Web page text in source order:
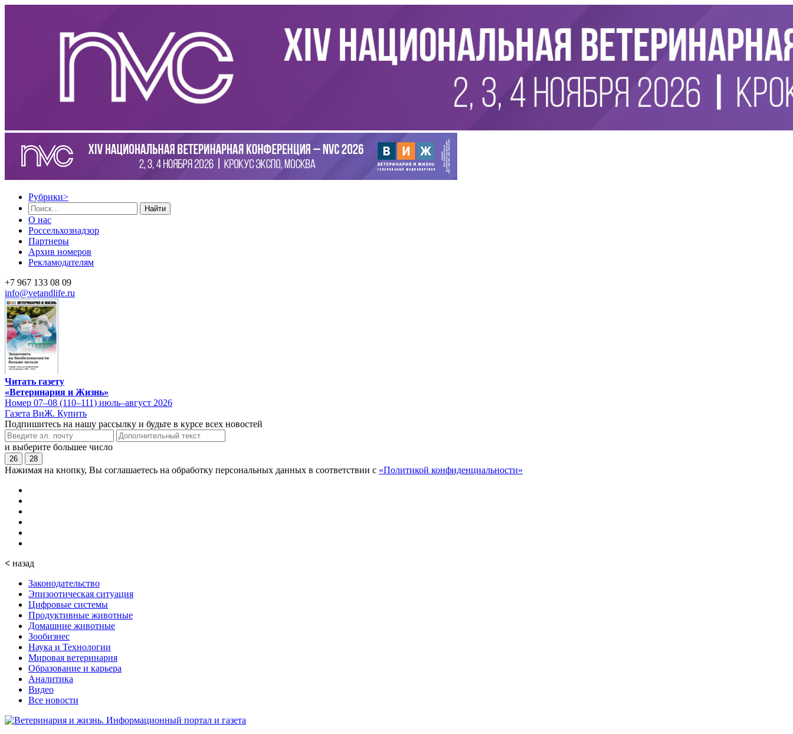
Рубрики>
Найти
О нас
Россельхознадзор
Партнеры
Архив номеров
Рекламодателям
+7 967 133 08 09
info@vetandlife.ru
Читать газету
«Ветеринария и Жизнь»
Номер 07–08 (110–111) июль–август 2026
Газета ВиЖ. Купить
Подпишитесь на нашу рассылку и будьте в курсе всех новостей
и выберите большее число
26 28
Нажимая на кнопку, Вы соглашаетесь на обработку персональных данных в соответствии с «Политикой конфиденциальности»
< назад
Законодательство
Эпизоотическая ситуация
Цифровые системы
Продуктивные животные
Домашние животные
Зообизнес
Наука и Технологии
Мировая ветеринария
Образование и карьера
Аналитика
Видео
Все новости